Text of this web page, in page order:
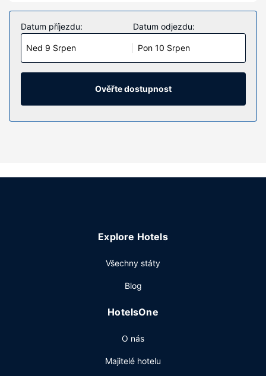
V jednom z 275 klimatizovaných pokojů, k jejichž vybavení
patří lednička a minibar, se budete cítit jako doma.
Bezdrátový internet zdarma vám zajistí spojení se světem
a televize, která nabízí satelitní kanály, dobrou zábavu. K
vybavení koupelen patří sprcha a vysoušeč vlasů. Další
užitečné vybavení a služby: telefon, vestavěný trezor a
psací stůl.
Vybavení nemovitosti
novin ve vestibulu a čistírna oděvů.
Datum příjezdu:
Ned 9 Srpen
Datum odjezdu:
Pon 10 Srpen
Ověřte dostupnost
Explore Hotels
Všechny státy
Blog
HotelsOne
O nás
Majitelé hotelu